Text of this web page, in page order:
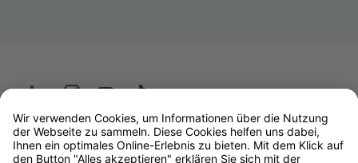
Wüstenrot
W&W Gruppe